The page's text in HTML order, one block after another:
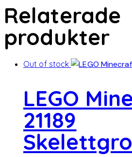
Relaterade
produkter
Out of stock
LEGO
21189